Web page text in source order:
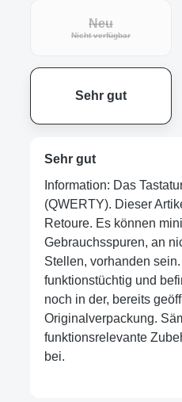
Neu
Nicht verfügbar
Sehr gut
Sehr gut
Information: Das
(QWERTY). Dieser
Retoure. Es können
Gebrauchsspuren, an
Stellen, vorhanden sein.
funktionstüchtig und
noch in der, bereits
Originalverpackung.
funktionsrelevante
bei.